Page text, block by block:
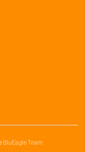
BluEagle Team